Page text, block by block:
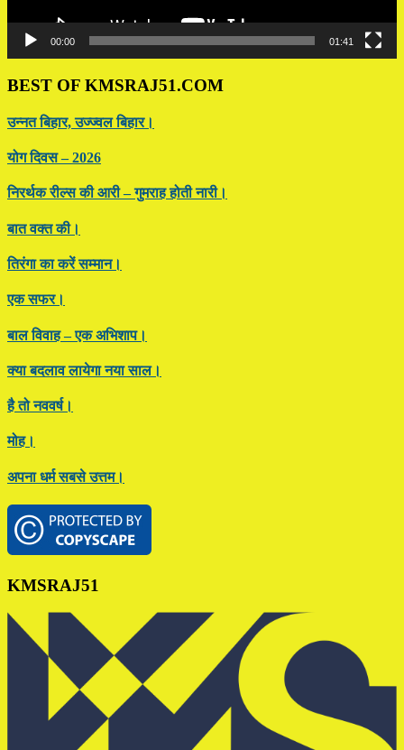
00:00 01:41
BEST OF KMSRAJ51.COM
उन्नत बिहार, उज्ज्वल बिहार।
योग दिवस – 2026
निरर्थक रील्स की आरी – गुमराह होती नारी।
बात वक्त की।
तिरंगा का करें सम्मान।
एक सफर।
बाल विवाह – एक अभिशाप।
क्या बदलाव लायेगा नया साल।
है तो नववर्ष।
मोह।
अपना धर्म सबसे उत्तम।
Footer
KMSRAJ51